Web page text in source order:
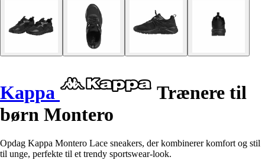
Kappa
Trænere til
børn Montero
Opdag Kappa Montero Lace sneakers, der kombinerer komfort og stil
til unge, perfekte til et trendy sportswear-look.